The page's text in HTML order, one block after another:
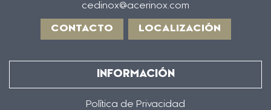
cedinox@acerinox.com
CONTACTO LOCALIZACIÓN
INFORMACIÓN
Política de Privacidad